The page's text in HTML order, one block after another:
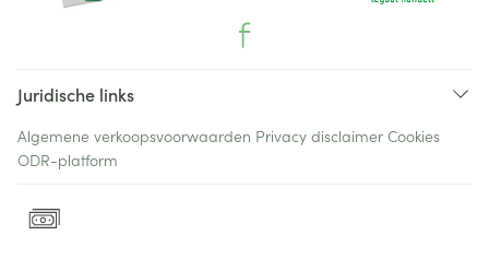
Juridische links
Algemene verkoopsvoorwaarden Privacy disclaimer Cookies
ODR-platform